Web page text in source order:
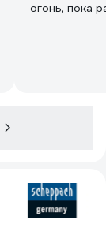
огонь, пока